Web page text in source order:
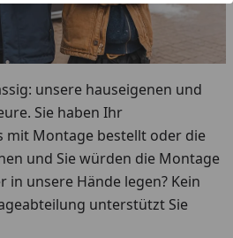
unsere hauseigenen und
Sie haben Ihr
mit Montage bestellt oder die
und Sie würden die Montage
in unsere Hände legen? Kein
unterstützt Sie